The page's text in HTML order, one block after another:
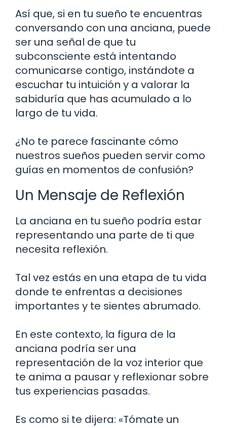
Así que, si en tu sueño te encuentras
conversando con una anciana, puede
ser una señal de que tu
subconsciente está intentando
comunicarse contigo, instándote a
escuchar tu intuición y a valorar la
sabiduría que has acumulado a lo
largo de tu vida.
¿No te parece fascinante cómo
nuestros sueños pueden servir como
guías en momentos de confusión?
Un Mensaje de Reflexión
La anciana en tu sueño podría estar
representando una parte de ti que
necesita reflexión.
Tal vez estás en una etapa de tu vida
donde te enfrentas a decisiones
importantes y te sientes abrumado.
En este contexto, la figura de la
anciana podría ser una
representación de la voz interior que
te anima a pausar y reflexionar sobre
tus experiencias pasadas.
Es como si te dijera: «Tómate un